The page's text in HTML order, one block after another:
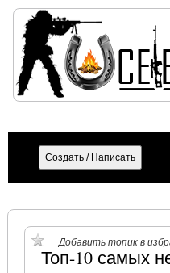
Добавить топик в
Топ-10 самых